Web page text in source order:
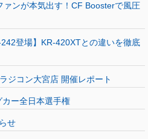
ァンが本気出す！CF Boosterで風圧
登場】KR-420XTとの違いを徹底
ジコン大宮店 開催レポート
ー全日本選手権
せ